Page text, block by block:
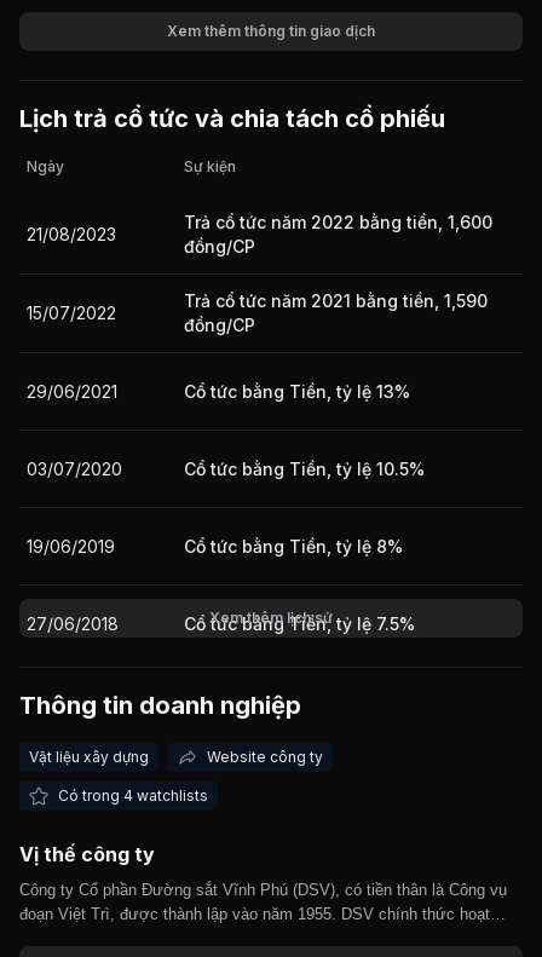
Giá trị giao dịch
Xem thêm thông tin giao dịch
Lịch trả cổ tức và chia tách cổ phiếu
Ngày Sự kiện
21/08/2023
Trả cổ tức năm 2022 bằng tiền, 1,600
đồng/CP
15/07/2022
Trả cổ tức năm 2021 bằng tiền, 1,590
đồng/CP
29/06/2021 Cổ tức bằng Tiền, tỷ lệ 13%
03/07/2020 Cổ tức bằng Tiền, tỷ lệ 10.5%
19/06/2019 Cổ tức bằng Tiền, tỷ lệ 8%
27/06/2018 Cổ tức bằng Tiền, tỷ lệ 7.5%
06/07/2017 Cổ tức bằng Tiền, tỷ lệ 7.07%
Xem thêm lịch sử
Thông tin doanh nghiệp
Vật liệu xây dựng Website công ty
Có trong 4 watchlists
Vị thế công ty
Công ty Cổ phần Đường sắt Vĩnh Phú (DSV), có tiền thân là Công vụ
đoạn Việt Trì, được thành lập vào năm 1955. DSV chính thức hoạt